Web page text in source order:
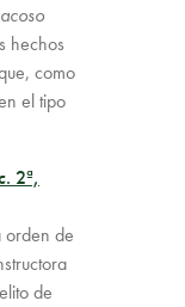
acoso
hechos
como
el tipo
2ª,
orden de
de